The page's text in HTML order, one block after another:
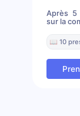
Après 5
sur la
📖 10